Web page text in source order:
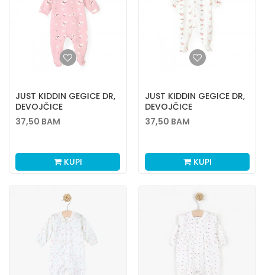
JUST KIDDIN GEGICE DR,
DEVOJČICE
37,50 BAM
KUPI
JUST KIDDIN GEGICE DR,
DEVOJČICE
37,50 BAM
KUPI